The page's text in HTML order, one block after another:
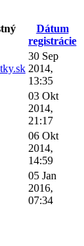
Dátum
registrácie
30 Sep
2014,
13:35
03 Okt
2014,
21:17
06 Okt
2014,
14:59
05 Jan
2016,
07:34